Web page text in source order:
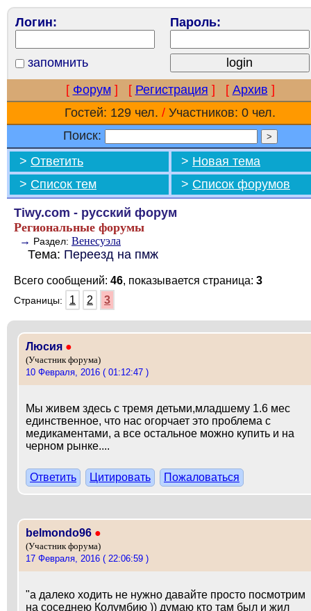
Логин: Пароль:
запомнить
[ Форум ] [ Регистрация ] [ Архив ]
Гостей: 129 чел. / Участников: 0 чел.
Поиск:
> Ответить > Новая тема
> Список тем > Список форумов
Tiwy.com - русский форум
Региональные форумы
→ Раздел: Венесуэла
Тема: Переезд на пмж
Всего сообщений: 46, показывается страница: 3
Страницы: 1 2 3
Люсия ●
(Участник форума)
10 Февраля, 2016 ( 01:12:47 )
Мы живем здесь с тремя детьми,младшему 1.6 мес
единственное, что нас огорчает это проблема с
медикаментами, а все остальное можно купить и на
черном рынке....
Ответить Цитировать Пожаловаться
belmondo96 ●
(Участник форума)
17 Февраля, 2016 ( 22:06:59 )
"а далеко ходить не нужно давайте просто посмотрим
на соседнею Колумбию )) думаю кто там был и жил